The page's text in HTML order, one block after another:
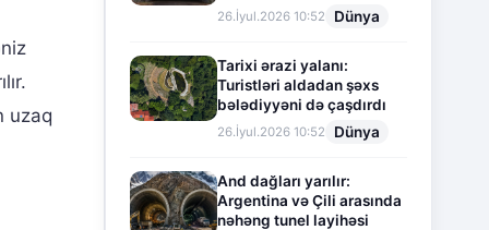
uzaq
26.İyul.2026 10:52 Dünya
Tarixi ərazi yalanı:
Turistləri aldadan şəxs
bələdiyyəni də çaşdırdı
26.İyul.2026 10:52 Dünya
And dağları yarılır:
Argentina və Çili arasında
nəhəng tunel layihəsi